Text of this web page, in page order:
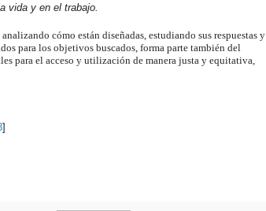
vida y en el trabajo.
cómo están diseñadas, estudiando sus respuestas y
para los objetivos buscados, forma parte también del
para el acceso y utilización de manera justa y equitativa,
]